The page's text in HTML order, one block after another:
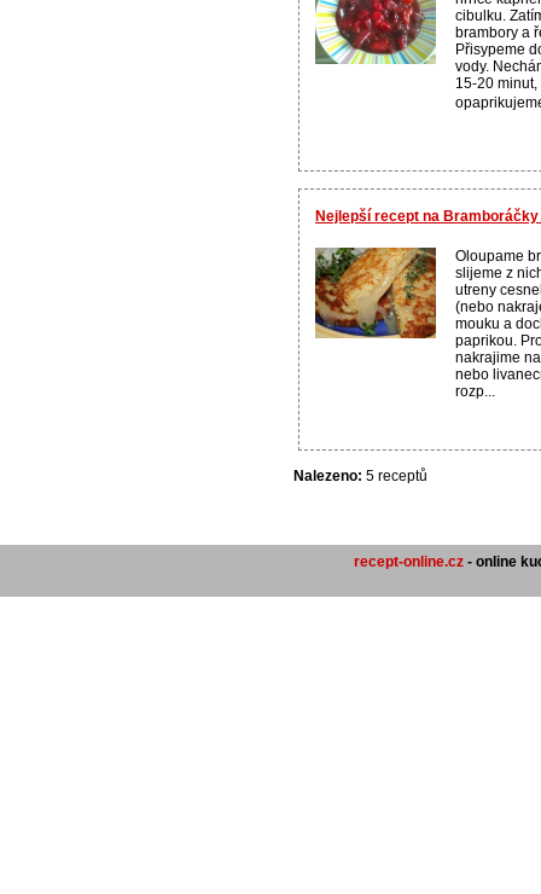
cibulku.
brambory a
Přisypeme
vody.
15-20
Nejlepší recept na
Oloupame
slijeme z
utreny
(nebo
mouku a
paprikou.
nakrajime
nebo
rozp...
Nalezeno: 5 receptů
recept-online.cz - online